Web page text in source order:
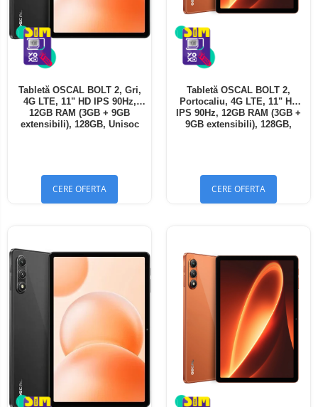
Tabletă OSCAL BOLT 2, Gri,
4G LTE, 11" HD IPS 90Hz,
12GB RAM (3GB + 9GB
extensibili), 128GB, Unisoc
CERE OFERTA
Tabletă OSCAL BOLT 2,
Portocaliu, 4G LTE, 11" HD
IPS 90Hz, 12GB RAM (3GB +
9GB extensibili), 128GB,
CERE OFERTA